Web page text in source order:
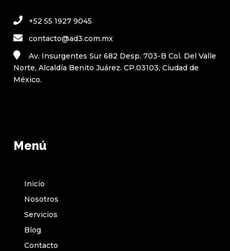
+52 55 1927 9045
contacto@ad3.com.mx
Av. Insurgentes Sur 682 Desp. 703-B Col. Del Valle
Norte, Alcaldía Benito Juárez. CP.03103, Ciudad de
México.
Menú
Inicio
Nosotros
Servicios
Blog
Contacto